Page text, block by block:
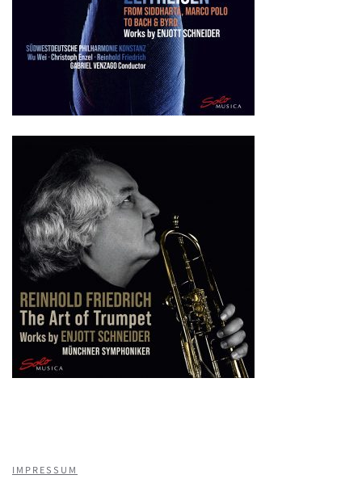
IMPRESSUM